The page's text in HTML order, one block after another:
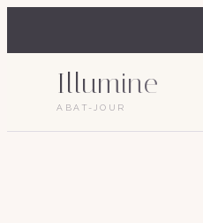
Illumine
ABAT-JOUR